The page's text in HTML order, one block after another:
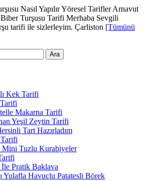
Nasıl Yapılır Yöresel Tarifler Arnavut
Turşusu Tarifi Merhaba Sevgili
tarifi ile sizlerleyim. Çarliston [Tümünü
Kek Tarifi
Makarna Tarifi
Yeşil Zeytin Tarifi
Tart Hazırladım
Tuzlu Kurabiyeler
Pratik Baklava
Yulafla Havuçlu Patatesli Börek